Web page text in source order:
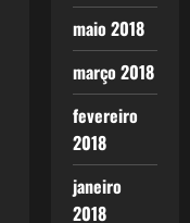
maio 2018
março 2018
fevereiro
2018
janeiro
2018